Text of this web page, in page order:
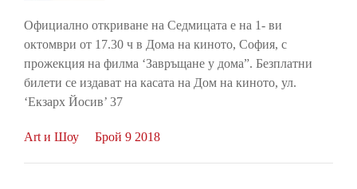
Официално откриване на Седмицата е на 1- ви
октомври от 17.30 ч в Дома на киното, София, с
прожекция на филма ‘Завръщане у дома”. Безплатни
билети се издават на касата на Дом на киното, ул.
‘Екзарх Йосив’ 37
Art и Шоу Брой 9 2018